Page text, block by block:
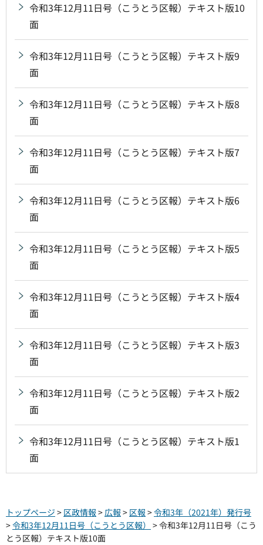
令和3年12月11日号（こうとう区報）テキスト版10
面
令和3年12月11日号（こうとう区報）テキスト版9
面
令和3年12月11日号（こうとう区報）テキスト版8
面
令和3年12月11日号（こうとう区報）テキスト版7
面
令和3年12月11日号（こうとう区報）テキスト版6
面
令和3年12月11日号（こうとう区報）テキスト版5
面
令和3年12月11日号（こうとう区報）テキスト版4
面
令和3年12月11日号（こうとう区報）テキスト版3
面
令和3年12月11日号（こうとう区報）テキスト版2
面
令和3年12月11日号（こうとう区報）テキスト版1
面
トップページ > 区政情報 >広報 > 区報 >令和3年（2021年）発行号
>令和3年12月11日号（こうとう区報） > 令和3年12月11日号（こう
とう区報）テキスト版10面